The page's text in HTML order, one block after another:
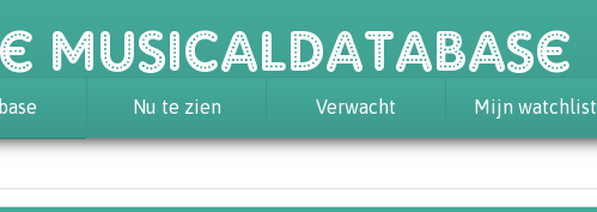
Musicaldatabase
Nu te zien Verwacht Mijn watchlist